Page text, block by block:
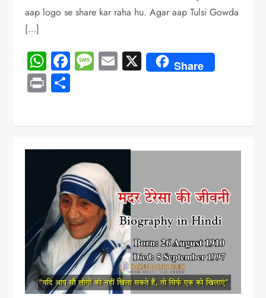
aap logo se share kar raha hu. Agar aap Tulsi Gowda
[…]
WhatsApp
Facebook
Message
Email
X Share
Print